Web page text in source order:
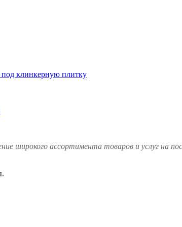
клинкерную плитку
широкого ассортимента товаров и услуг на